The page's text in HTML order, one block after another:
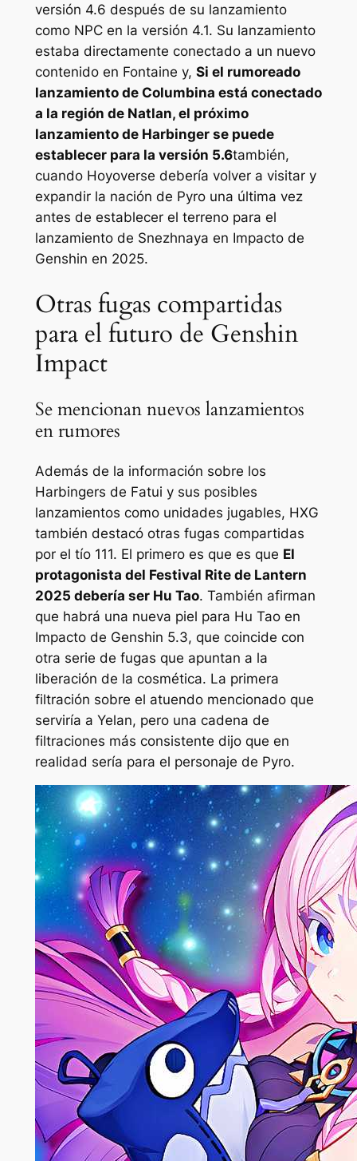
versión 4.6 después de su lanzamiento
como NPC en la versión 4.1. Su lanzamiento
estaba directamente conectado a un nuevo
contenido en Fontaine y, Si el rumoreado
lanzamiento de Columbina está conectado
a la región de Natlan, el próximo
lanzamiento de Harbinger se puede
establecer para la versión 5.6también,
cuando Hoyoverse debería volver a visitar y
expandir la nación de Pyro una última vez
antes de establecer el terreno para el
lanzamiento de Snezhnaya en Impacto de
Genshin en 2025.
Otras fugas compartidas
para el futuro de Genshin
Impact
Se mencionan nuevos lanzamientos
en rumores
Además de la información sobre los
Harbingers de Fatui y sus posibles
lanzamientos como unidades jugables, HXG
también destacó otras fugas compartidas
por el tío 111. El primero es que es que El
protagonista del Festival Rite de Lantern
2025 debería ser Hu Tao. También afirman
que habrá una nueva piel para Hu Tao en
Impacto de Genshin 5.3, que coincide con
otra serie de fugas que apuntan a la
liberación de la cosmética. La primera
filtración sobre el atuendo mencionado que
serviría a Yelan, pero una cadena de
filtraciones más consistente dijo que en
realidad sería para el personaje de Pyro.